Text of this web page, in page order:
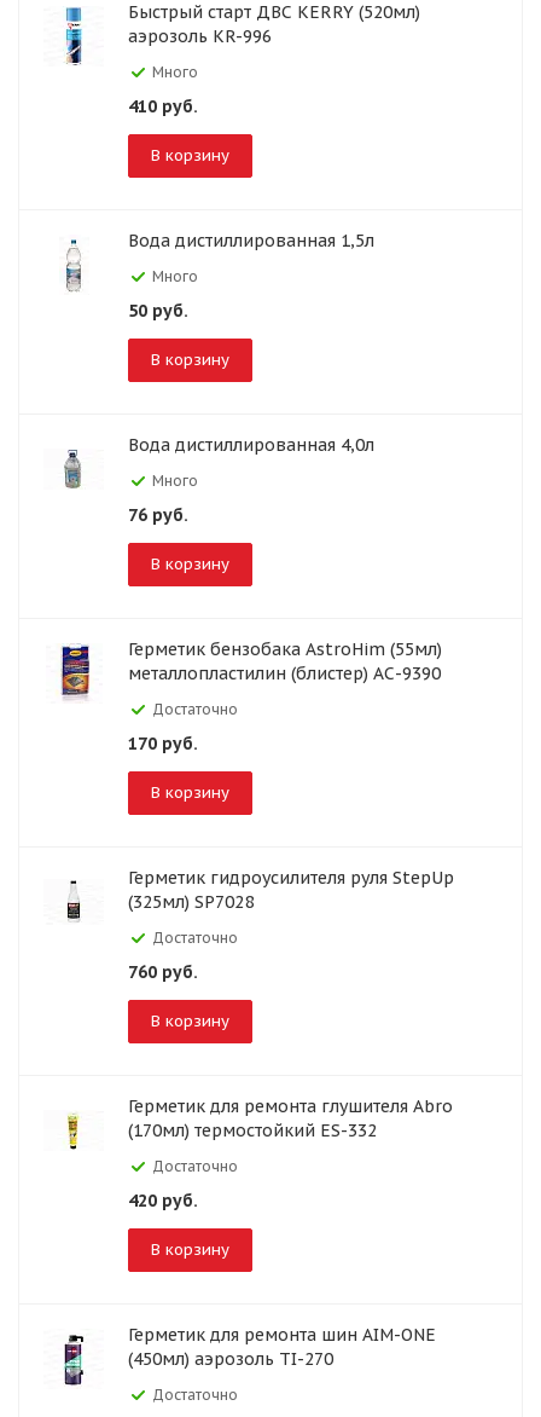
Быстрый старт ДВС KERRY (520мл)
аэрозоль KR-996
Много
410 руб.
В корзину
Вода дистиллированная 1,5л
Много
50 руб.
В корзину
Вода дистиллированная 4,0л
Много
76 руб.
В корзину
Герметик бензобака AstroHim (55мл)
металлопластилин (блистер) АС-9390
Достаточно
170 руб.
В корзину
Герметик гидроусилителя руля StepUp
(325мл) SP7028
Достаточно
760 руб.
В корзину
Герметик для ремонта глушителя Abro
(170мл) термостойкий ES-332
Достаточно
420 руб.
В корзину
Герметик для ремонта шин AIM-ONE
(450мл) аэрозоль TI-270
Достаточно